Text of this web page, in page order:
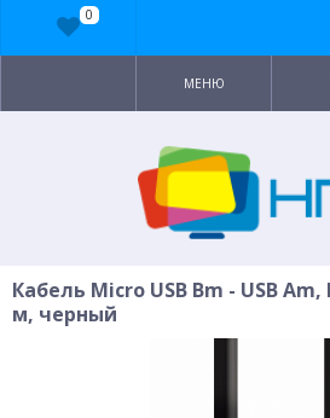
МЕНЮ
Кабель Micro USB Bm - USB Am,
м, черный
0